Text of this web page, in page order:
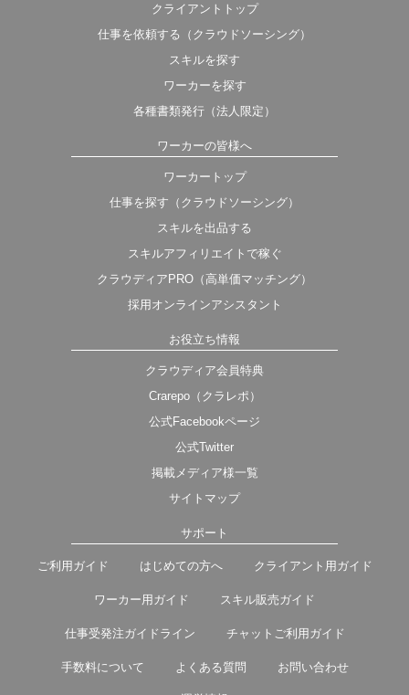
クライアントトップ
仕事を依頼する（クラウドソーシング）
スキルを探す
ワーカーを探す
各種書類発行（法人限定）
ワーカーの皆様へ
ワーカートップ
仕事を探す（クラウドソーシング）
スキルを出品する
スキルアフィリエイトで稼ぐ
クラウディアPRO（高単価マッチング）
採用オンラインアシスタント
お役立ち情報
クラウディア会員特典
Crarepo（クラレポ）
公式Facebookページ
公式Twitter
掲載メディア様一覧
サイトマップ
サポート
ご利用ガイド はじめての方へ クライアント用ガイド
ワーカー用ガイド スキル販売ガイド
仕事受発注ガイドライン チャットご利用ガイド
手数料について よくある質問 お問い合わせ